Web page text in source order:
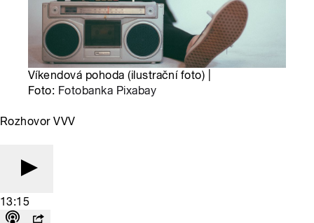
Víkendová pohoda (ilustrační foto) |
Foto: Fotobanka Pixabay
Rozhovor VVV
13:15